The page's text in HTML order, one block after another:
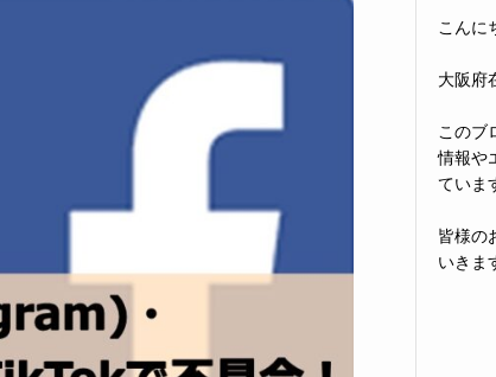
こんに
大阪府
このブ
情報や
ていま
皆様の
いきま